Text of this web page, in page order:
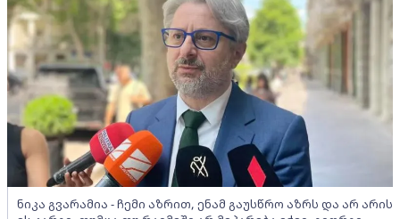
ნიკა გვარამია - ჩემი აზრით, ენამ გაუსწრო აზრს და არ არის